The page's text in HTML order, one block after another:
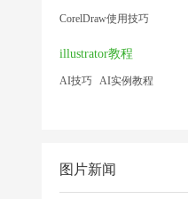
CorelDraw使用技巧
illustrator教程
AI技巧 AI实例教程
图片新闻